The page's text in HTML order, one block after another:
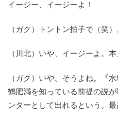
イージー、イージーよ！
（ガク）トントン拍子で（笑）
（川北）いや、イージーよ。本
（ガク）いや、そうよね。『
鶴肥満を知っている前提の説
ンターとして出れるという。最